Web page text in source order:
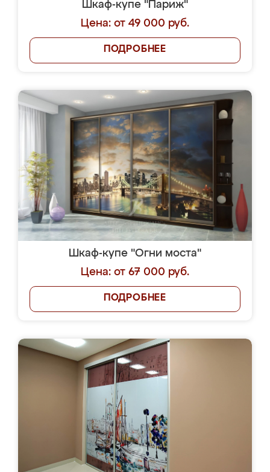
Шкаф-купе "Париж"
Цена: от 49 000 руб.
ПОДРОБНЕЕ
Шкаф-купе "Огни моста"
Цена: от 67 000 руб.
ПОДРОБНЕЕ